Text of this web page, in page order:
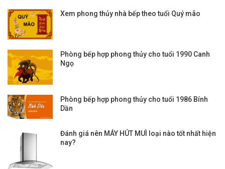
Xem phong thủy nhà bếp theo tuổi Quý mão
Phòng bếp hợp phong thủy cho tuổi 1990 Canh
Ngọ
Phòng bếp hợp phong thủy cho tuổi 1986 Bính
Dần
Đánh giá nên MÁY HÚT MUÌ loại nào tốt nhất hiện
nay?